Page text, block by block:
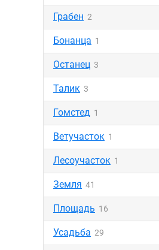
Грабен 2
Бонанца 1
Останец 3
Талик 3
Гомстед 1
Ветучасток 1
Лесоучасток 1
Земля 41
Площадь 16
Усадьба 29